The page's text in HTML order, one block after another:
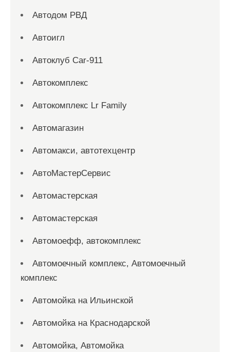
Автодом РВД
Автоигл
Автоклуб Car-911
Автокомплекс
Автокомплекс Lr Family
Автомагазин
Автомакси, автотехцентр
АвтоМастерСервис
Автомастерская
Автомастерская
Автомоефф, автокомплекс
Автомоечный комплекс, Автомоечный
комплекс
Автомойка на Ильинской
Автомойка на Краснодарской
Автомойка, Автомойка